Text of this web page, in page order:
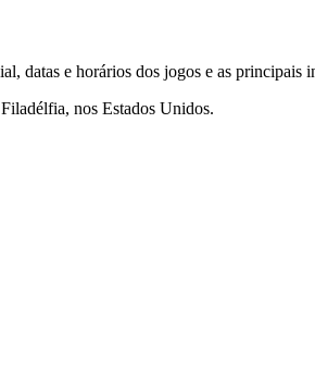
datas e horários dos jogos e as principais
nos Estados Unidos.